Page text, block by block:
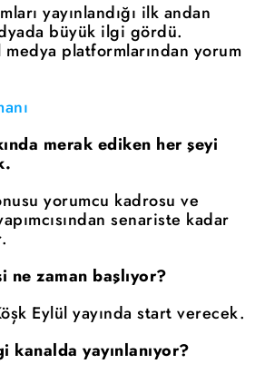
yayınlandığı ilk andan
büyük ilgi gördü.
medya platformlarından yorum
merak ediken her şeyi
yorumcu kadrosu ve
senariste kadar
ne zaman başlıyor?
Eylül yayında start verecek.
kanalda yayınlanıyor?